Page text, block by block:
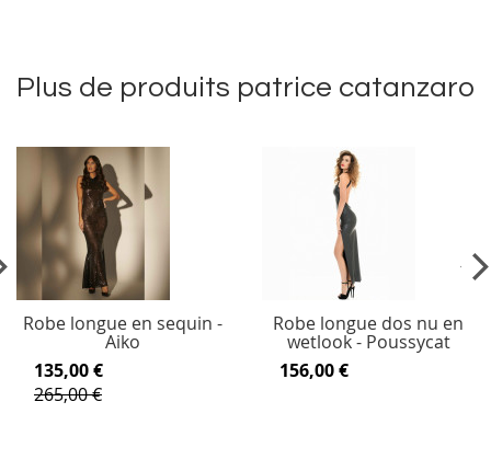
Plus de produits patrice catanzaro
Robe longue en sequin -
Aiko
135,00 €
265,00 €
Robe longue dos nu en
wetlook - Poussycat
156,00 €